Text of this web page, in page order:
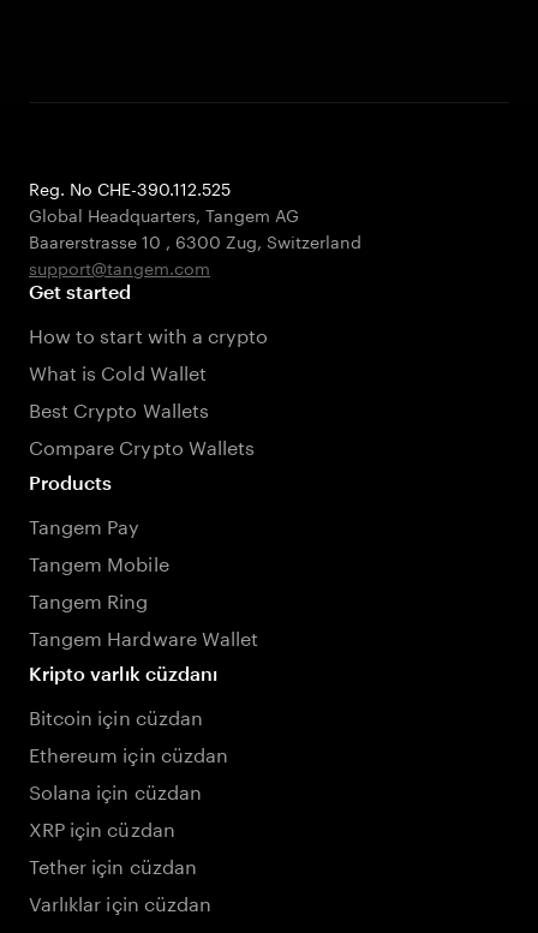
Reg. No CHE-390.112.525
Global Headquarters, Tangem AG
Baarerstrasse 10 , 6300 Zug, Switzerland
support@tangem.com
Get started
How to start with a crypto
What is Cold Wallet
Best Crypto Wallets
Compare Crypto Wallets
Products
Tangem Pay
Tangem Mobile
Tangem Ring
Tangem Hardware Wallet
Kripto varlık cüzdanı
Bitcoin için cüzdan
Ethereum için cüzdan
Solana için cüzdan
XRP için cüzdan
Tether için cüzdan
Varlıklar için cüzdan